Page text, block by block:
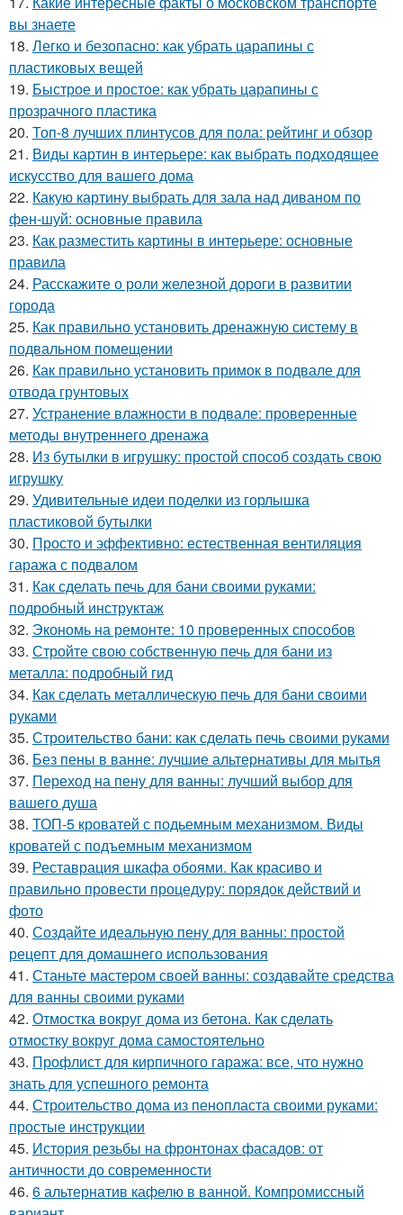
вы знаете
18. Легко и безопасно: как убрать царапины с
пластиковых вещей
19. Быстрое и простое: как убрать царапины с
прозрачного пластика
20. Топ-8 лучших плинтусов для пола: рейтинг и обзор
21. Виды картин в интерьере: как выбрать подходящее
искусство для вашего дома
22. Какую картину выбрать для зала над диваном по
фен-шуй: основные правила
23. Как разместить картины в интерьере: основные
правила
24. Расскажите о роли железной дороги в развитии
города
25. Как правильно установить дренажную систему в
подвальном помещении
26. Как правильно установить примок в подвале для
отвода грунтовых
27. Устранение влажности в подвале: проверенные
методы внутреннего дренажа
28. Из бутылки в игрушку: простой способ создать свою
игрушку
29. Удивительные идеи поделки из горлышка
пластиковой бутылки
30. Просто и эффективно: естественная вентиляция
гаража с подвалом
31. Как сделать печь для бани своими руками:
подробный инструктаж
32. Экономь на ремонте: 10 проверенных способов
33. Стройте свою собственную печь для бани из
металла: подробный гид
34. Как сделать металлическую печь для бани своими
руками
35. Строительство бани: как сделать печь своими руками
36. Без пены в ванне: лучшие альтернативы для мытья
37. Переход на пену для ванны: лучший выбор для
вашего душа
38. ТОП-5 кроватей с подьемным механизмом. Виды
кроватей с подъемным механизмом
39. Реставрация шкафа обоями. Как красиво и
правильно провести процедуру: порядок действий и
фото
40. Создайте идеальную пену для ванны: простой
рецепт для домашнего использования
41. Станьте мастером своей ванны: создавайте средства
для ванны своими руками
42. Отмостка вокруг дома из бетона. Как сделать
отмостку вокруг дома самостоятельно
43. Профлист для кирпичного гаража: все, что нужно
знать для успешного ремонта
44. Строительство дома из пенопласта своими руками:
простые инструкции
45. История резьбы на фронтонах фасадов: от
античности до современности
46. 6 альтернатив кафелю в ванной. Компромиссный